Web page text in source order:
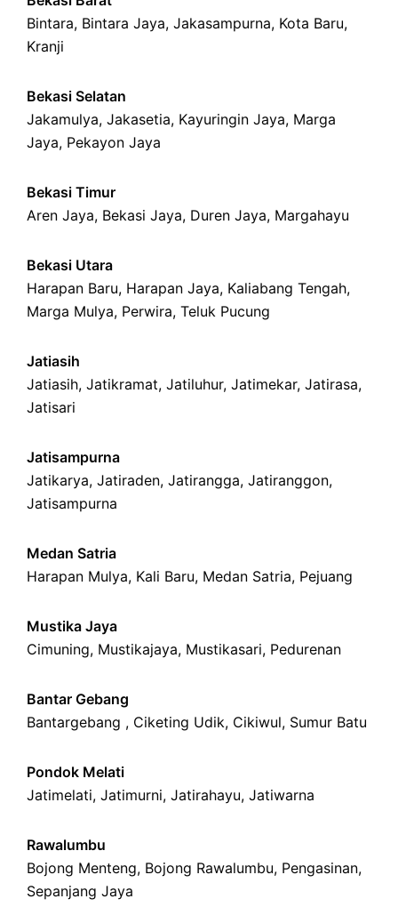
Bintara, Bintara Jaya, Jakasampurna, Kota Baru,
Kranji
Bekasi Selatan
Jakamulya, Jakasetia, Kayuringin Jaya, Marga
Jaya, Pekayon Jaya
Bekasi Timur
Aren Jaya, Bekasi Jaya, Duren Jaya, Margahayu
Bekasi Utara
Harapan Baru, Harapan Jaya, Kaliabang Tengah,
Marga Mulya, Perwira, Teluk Pucung
Jatiasih
Jatiasih, Jatikramat, Jatiluhur, Jatimekar, Jatirasa,
Jatisari
Jatisampurna
Jatikarya, Jatiraden, Jatirangga, Jatiranggon,
Jatisampurna
Medan Satria
Harapan Mulya, Kali Baru, Medan Satria, Pejuang
Mustika Jaya
Cimuning, Mustikajaya, Mustikasari, Pedurenan
Bantar Gebang
Bantargebang , Ciketing Udik, Cikiwul, Sumur Batu
Pondok Melati
Jatimelati, Jatimurni, Jatirahayu, Jatiwarna
Rawalumbu
Bojong Menteng, Bojong Rawalumbu, Pengasinan,
Sepanjang Jaya